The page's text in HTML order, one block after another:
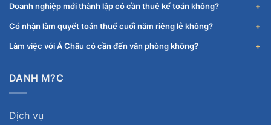
Doanh nghiệp mới thành lập có cần thuê kế toán không?
Có nhận làm quyết toán thuế cuối năm riêng lẻ không?
Làm việc với Á Châu có cần đến văn phòng không?
DANH M?C
Dịch vụ